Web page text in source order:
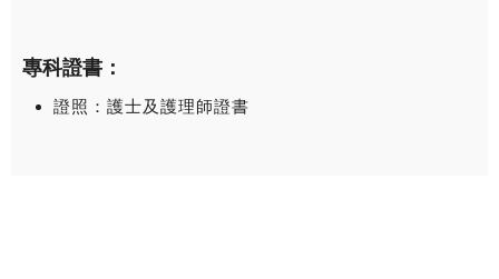
專科證書：
證照：護士及護理師證書